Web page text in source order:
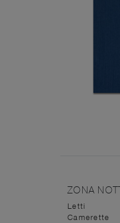
ZONA
Letti
Camerette